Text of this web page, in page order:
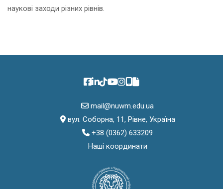
наукові заходи різних рівнів.
mail@nuwm.edu.ua
вул. Соборна, 11, Рівне, Україна
+38 (0362) 633209
Наші координати